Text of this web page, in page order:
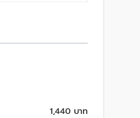
1,440 บาท